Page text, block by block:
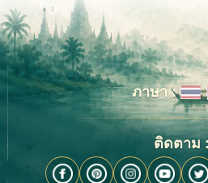
ภาษา :
ติดตาม :